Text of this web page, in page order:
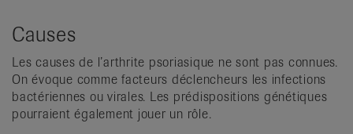
Causes
Les causes de l’arthrite psoriasique ne sont pas connues.
On évoque comme facteurs déclencheurs les infections
bactériennes ou virales. Les prédispositions génétiques
pourraient également jouer un rôle.